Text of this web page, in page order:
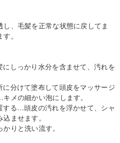
、毛髪を正常な状態に戻してま
。
しっかり水分を含ませて、汚れを
分けて塗布して頭皮をマッサージ
メの細かい泡にします。
る…頭皮の汚れを浮かせて、シャ
ませます。
りと洗い流す。